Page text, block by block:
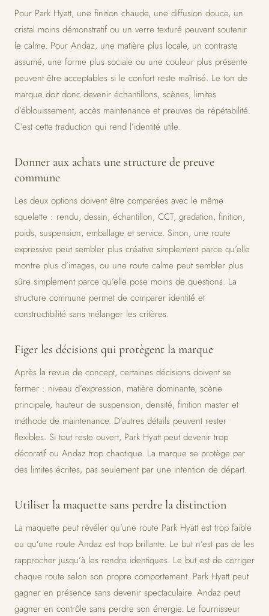
Pour Park Hyatt, une finition chaude, une diffusion douce, un
cristal moins démonstratif ou un verre texturé peuvent soutenir
le calme. Pour Andaz, une matière plus locale, un contraste
assumé, une forme plus sociale ou une couleur plus présente
peuvent être acceptables si le confort reste maîtrisé. Le ton de
marque doit donc devenir échantillons, scènes, limites
d’éblouissement, accès maintenance et preuves de répétabilité.
C’est cette traduction qui rend l’identité utile.
Donner aux achats une structure de preuve
commune
Les deux options doivent être comparées avec le même
squelette : rendu, dessin, échantillon, CCT, gradation, finition,
poids, suspension, emballage et service. Sinon, une route
expressive peut sembler plus créative simplement parce qu’elle
montre plus d’images, ou une route calme peut sembler plus
sûre simplement parce qu’elle pose moins de questions. La
structure commune permet de comparer identité et
constructibilité sans mélanger les critères.
Figer les décisions qui protègent la marque
Après la revue de concept, certaines décisions doivent se
fermer : niveau d’expression, matière dominante, scène
principale, hauteur de suspension, densité, finition master et
méthode de maintenance. D’autres détails peuvent rester
flexibles. Si tout reste ouvert, Park Hyatt peut devenir trop
décoratif ou Andaz trop chaotique. La marque se protège par
des limites écrites, pas seulement par une intention de départ.
Utiliser la maquette sans perdre la distinction
La maquette peut révéler qu’une route Park Hyatt est trop faible
ou qu’une route Andaz est trop brillante. Le but n’est pas de les
rapprocher jusqu’à les rendre identiques. Le but est de corriger
chaque route selon son propre comportement. Park Hyatt peut
gagner en présence sans devenir spectaculaire. Andaz peut
gagner en contrôle sans perdre son énergie. Le fournisseur